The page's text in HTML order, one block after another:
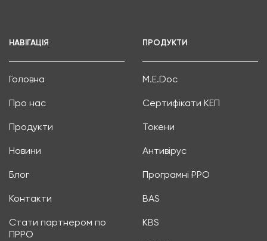
НАВІГАЦІЯ
Головна
Про нас
Продукти
Новини
Блог
Контакти
Стати партнером по
ПРРО
ПРОДУКТИ
M.E.Doc
Сертифікати КЕП
Токени
Антивірус
Програмні РРО
BAS
KBS